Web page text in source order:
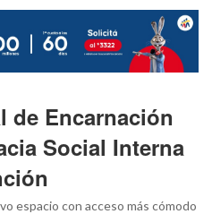
de Encarnación
Social Interna
espacio con acceso más cómodo